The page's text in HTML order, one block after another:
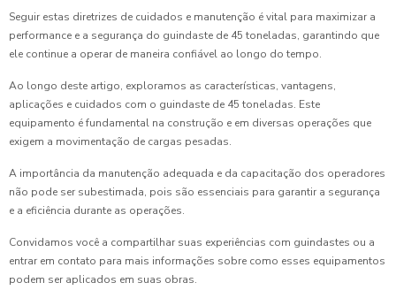
Seguir estas diretrizes de cuidados e manutenção é vital para maximizar a
performance e a segurança do guindaste de 45 toneladas, garantindo que
ele continue a operar de maneira confiável ao longo do tempo.
Ao longo deste artigo, exploramos as características, vantagens,
aplicações e cuidados com o guindaste de 45 toneladas. Este
equipamento é fundamental na construção e em diversas operações que
exigem a movimentação de cargas pesadas.
A importância da manutenção adequada e da capacitação dos operadores
não pode ser subestimada, pois são essenciais para garantir a segurança
e a eficiência durante as operações.
Convidamos você a compartilhar suas experiências com guindastes ou a
entrar em contato para mais informações sobre como esses equipamentos
podem ser aplicados em suas obras.